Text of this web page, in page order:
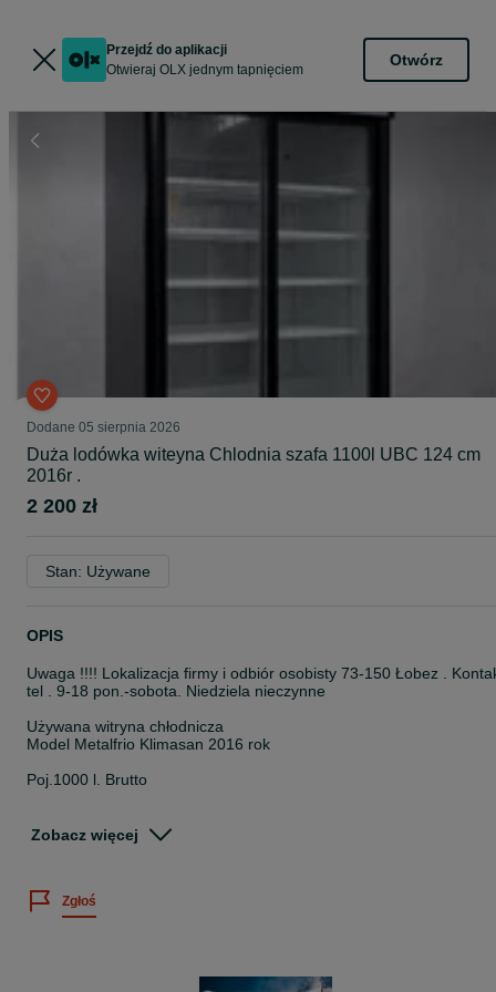
Przejdź do aplikacji
Otwieraj OLX jednym tapnięciem
Otwórz
Dodane 05 sierpnia 2026
Duża lodówka witeyna Chlodnia szafa 1100l UBC 124 cm
2016r .
2 200 zł
Stan: Używane
OPIS
Uwaga !!!! Lokalizacja firmy i odbiór osobisty 73-150 Łobez .
tel . 9-18 pon.-sobota. Niedziela nieczynne
Używana witryna chłodnicza
Model Metalfrio Klimasan 2016 rok
Poj.1000 l. Brutto
Chłodzenie dynamiczne nawiew szybkie chłodzenie
Zobacz więcej
Zgłoś